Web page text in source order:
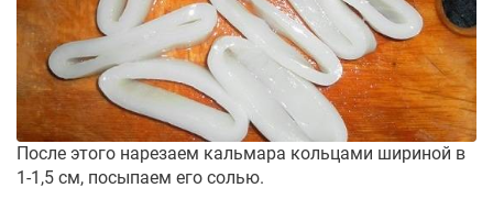
После этого нарезаем кальмара кольцами шириной в
1-1,5 см, посыпаем его солью.